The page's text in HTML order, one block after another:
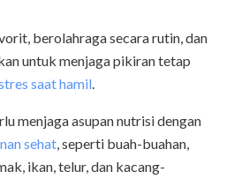
berolahraga secara rutin, dan
untuk menjaga pikiran tetap
saat hamil
menjaga asupan nutrisi dengan
sehat , seperti buah-buahan,
ikan, telur, dan kacang-